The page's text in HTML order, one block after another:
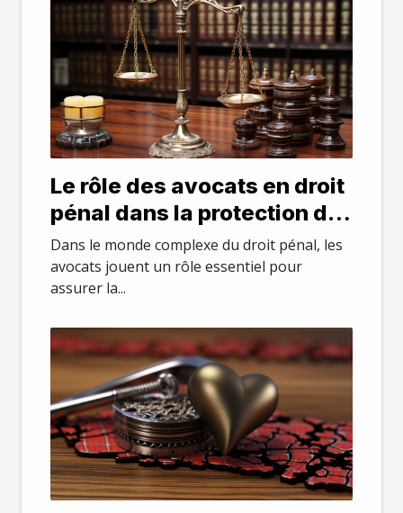
Le rôle des avocats en droit
pénal dans la protection de
la santé mentale des
accusés
Dans le monde complexe du droit pénal, les
avocats jouent un rôle essentiel pour
assurer la...